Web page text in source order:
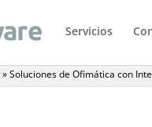
Servicios
»Soluciones de Ofimática con